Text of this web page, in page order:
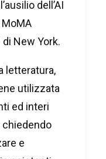
dell’AI
New York.
letteratura,
utilizzata
ed interi
e